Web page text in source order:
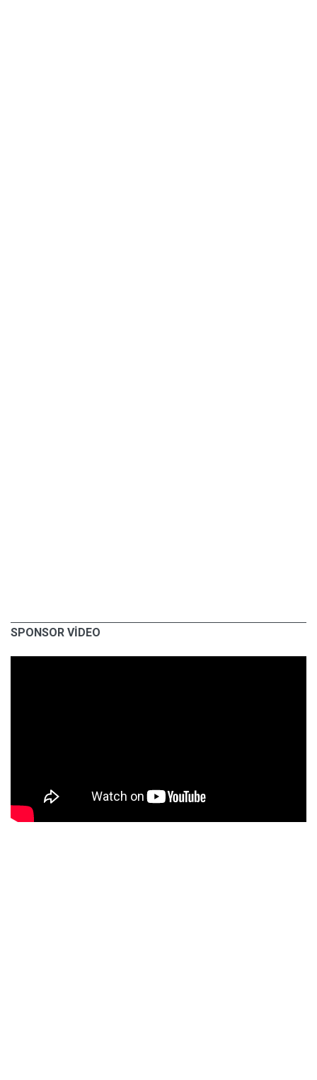
SPONSOR VİDEO